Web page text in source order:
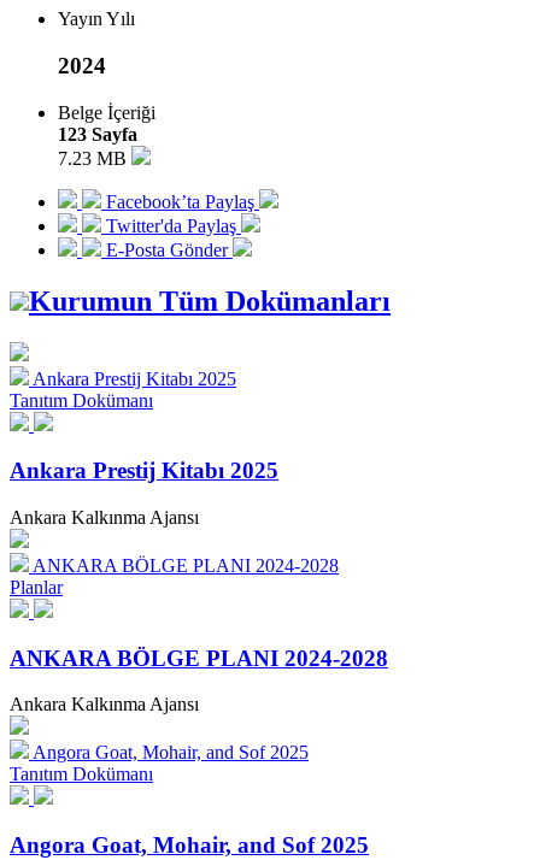
Yayın Yılı
2024
Belge İçeriği
123 Sayfa
7.23 MB
Facebook’ta Paylaş
Twitter'da Paylaş
E-Posta Gönder
Kurumun Tüm Dokümanları
Ankara Prestij Kitabı 2025
Tanıtım Dokümanı
Ankara Prestij Kitabı 2025
Ankara Kalkınma Ajansı
ANKARA BÖLGE PLANI 2024-2028
Planlar
ANKARA BÖLGE PLANI 2024-2028
Ankara Kalkınma Ajansı
Angora Goat, Mohair, and Sof 2025
Tanıtım Dokümanı
Angora Goat, Mohair, and Sof 2025